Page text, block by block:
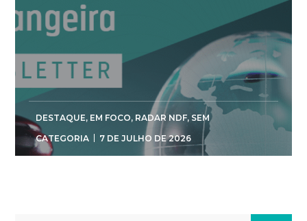
DESTAQUE, EM FOCO, RADAR NDF, SEM
CATEGORIA
7 DE JULHO DE 2026